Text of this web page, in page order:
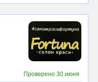
Проверено 30 июня